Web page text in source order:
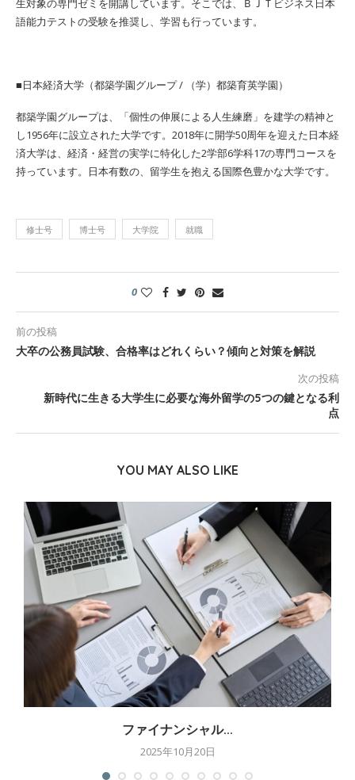
生対象の専門ゼミを開講しています。そこでは、ＢＪＴビジネス日本
語能力テストの受験を推奨し、学習も行っています。
■日本経済大学（都築学園グループ / （学）都築育英学園）
都築学園グループは、「個性の伸展による人生練磨」を建学の精神と
し1956年に設立された大学です。2018年に開学50周年を迎えた日本経
済大学は、経済・経営の実学に特化した2学部6学科17の専門コースを
持っています。日本有数の、留学生を抱える国際色豊かな大学です。
修士号 博士号 大学院 就職
0
前の投稿
大卒の公務員試験、合格率はどれくらい？傾向と対策を解説
次の投稿
新時代に生きる大学生に必要な海外留学の5つの鍵となる利
点
YOU MAY ALSO LIKE
ファイナンシャル...
2025年10月20日